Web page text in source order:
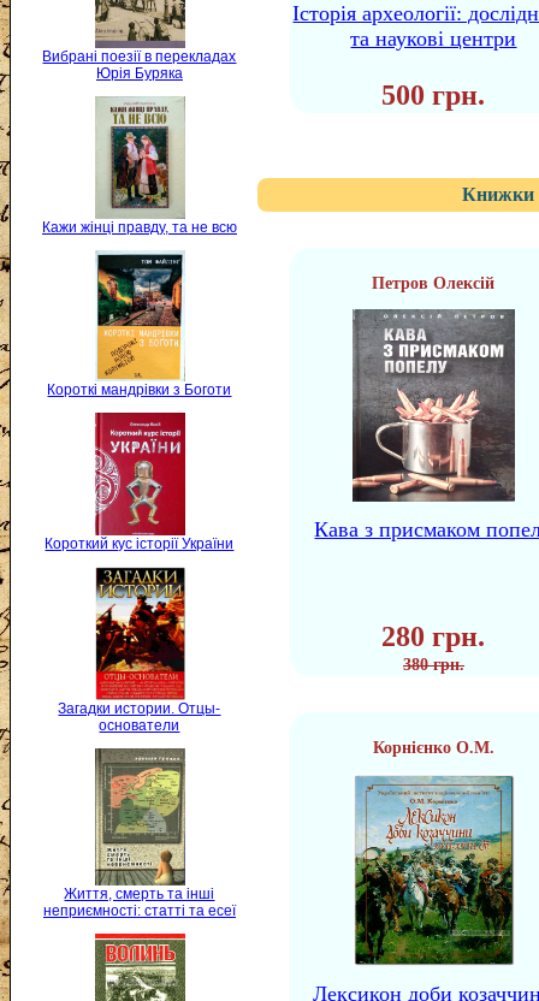
Вибрані поезії в перекладах
Юрія Буряка
Кажи жінці правду, та не всю
Короткі мандрівки з Боготи
Короткий кус історії України
Загадки истории. Отцы-
основатели
Життя, смерть та інші
неприємності: статті та есеї
Історія археології:
та наукові центри
500 грн.
Книжки
Петров Олексій
Кава з присмаком
280 грн.
380 грн.
Корнієнко О.М.
Лексикон доби